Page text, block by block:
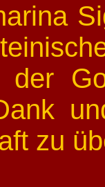
der
zu